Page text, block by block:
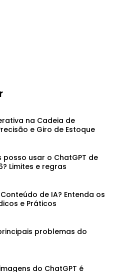
na Cadeia de
e Giro de Estoque
posso usar o ChatGPT de
Limites e regras
Conteúdo de IA? Entenda os
e Práticos
problemas do
do ChatGPT é